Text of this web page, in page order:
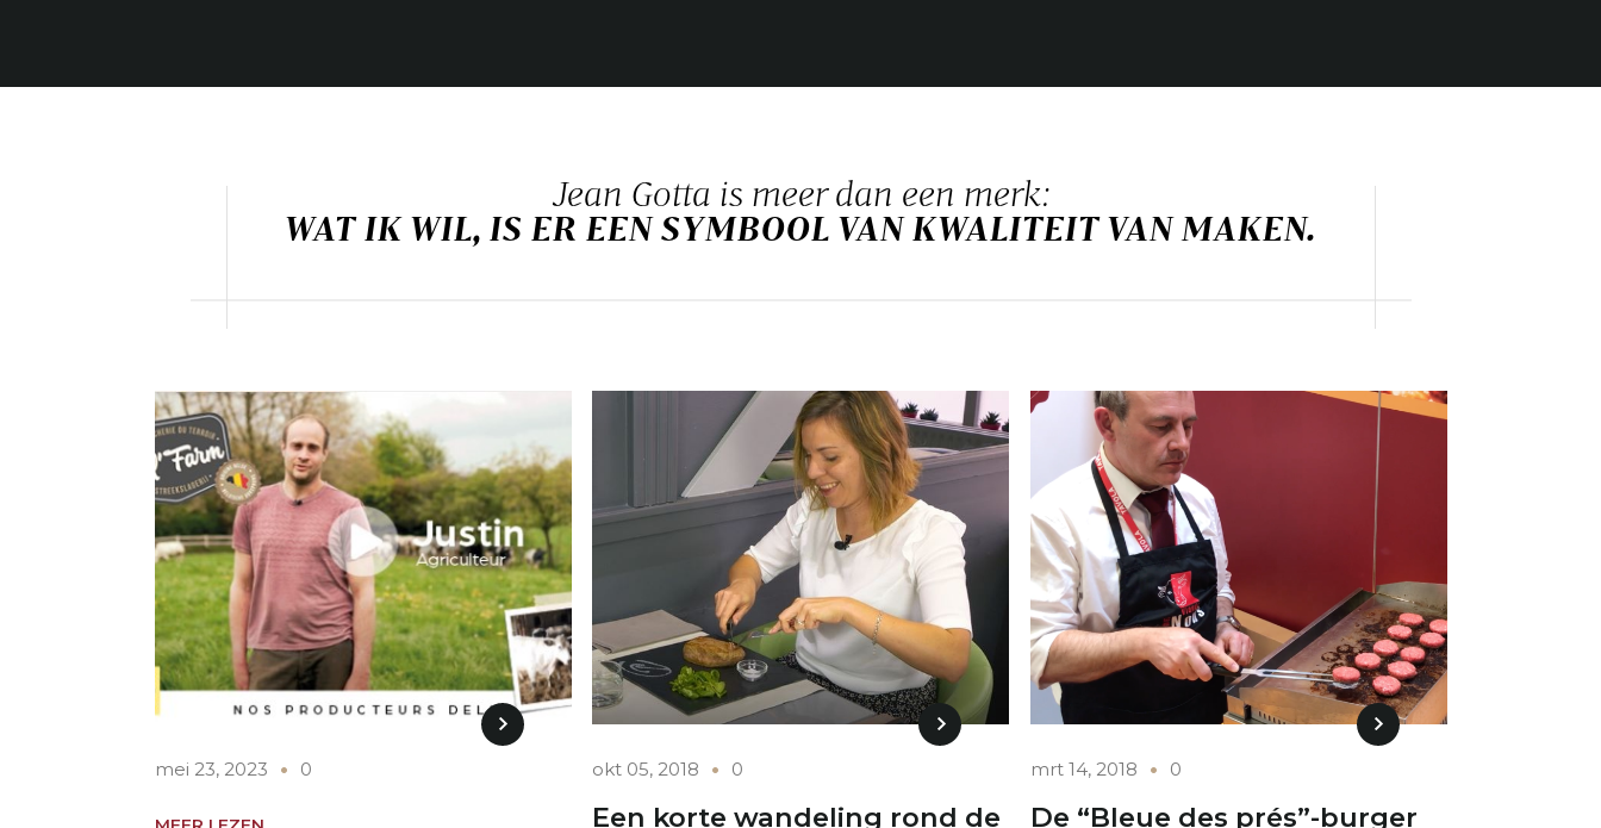
Jean Gotta is meer dan een merk:
WAT IK WIL, IS ER EEN SYMBOOL VAN KWALITEIT VAN MAKEN.
mei 23, 2023 0
MEER LEZEN
okt 05, 2018 0
Een korte wandeling rond de
mrt 14, 2018 0
De “Bleue des prés”-burger